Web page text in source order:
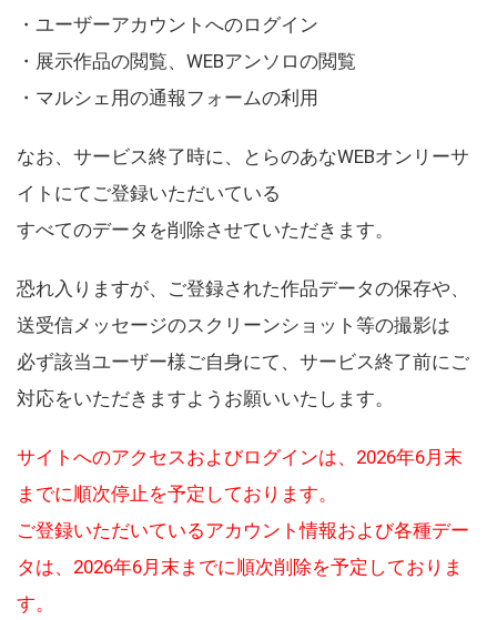
・ユーザーアカウントへのログイン
・展示作品の閲覧、WEBアンソロの閲覧
・マルシェ用の通報フォームの利用
なお、サービス終了時に、とらのあなWEBオンリーサ
イトにてご登録いただいている
すべてのデータを削除させていただきます。
恐れ入りますが、ご登録された作品データの保存や、
送受信メッセージのスクリーンショット等の撮影は
必ず該当ユーザー様ご自身にて、サービス終了前にご
対応をいただきますようお願いいたします。
サイトへのアクセスおよびログインは、2026年6月末
までに順次停止を予定しております。
ご登録いただいているアカウント情報および各種デー
タは、2026年6月末までに順次削除を予定しておりま
す。